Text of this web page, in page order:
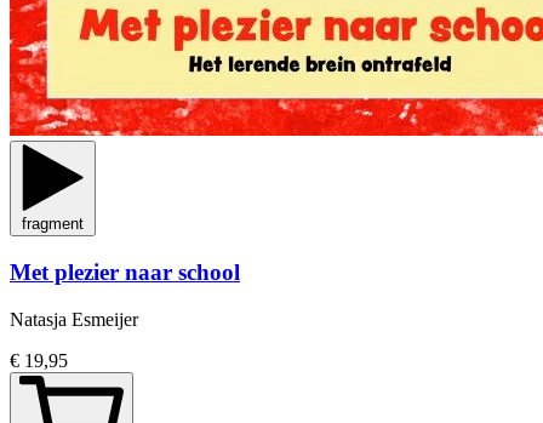
fragment
Met plezier naar school
Natasja Esmeijer
€ 19,95